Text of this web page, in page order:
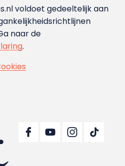
voldoet gedeeltelijk aan
naar de
.